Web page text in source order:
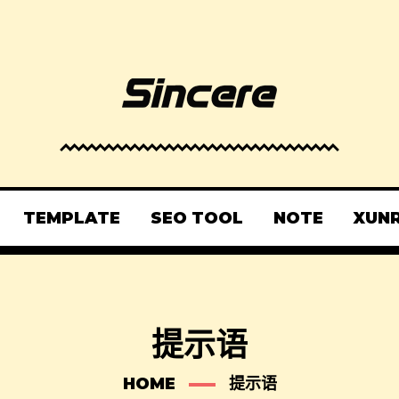
TEMPLATE SEO TOOL NOTE
提示语
HOME 提示语